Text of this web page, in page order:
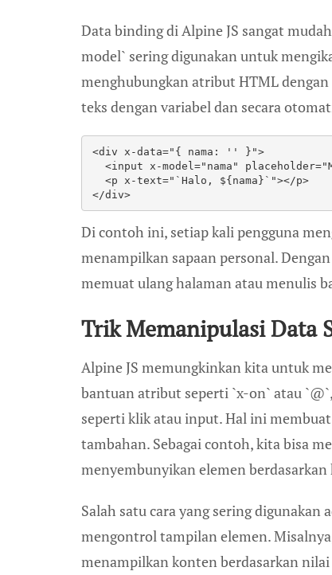
Data binding di Alpine JS sangat
model` sering digunakan untuk
menghubungkan atribut HTML
teks dengan variabel dan secara
<div x-data="{ nama: '' }">
<input x-model="nama"
  <p x-text="`Halo, ${nama}`"></p>
</div>
Di contoh ini, setiap kali pengguna
menampilkan sapaan personal.
memuat ulang halaman atau menulis
Trik Memanipulasi Data
Alpine JS memungkinkan kita untuk
bantuan atribut seperti `x-on` atau
seperti klik atau input. Hal ini
tambahan. Sebagai contoh, kita bisa
menyembunyikan elemen
Salah satu cara yang sering
mengontrol tampilan elemen.
menampilkan konten berdasarkan